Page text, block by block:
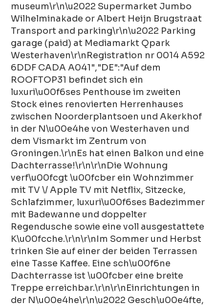
museum\r\n\u2022 Supermarket Jumbo
Wilhelminakade or Albert Heijn Brugstraat
Transport and parking\r\n\u2022 Parking
garage (paid) at Mediamarkt Qpark
Westerhaven\r\nRegistration nr 0014 A592
6DDF CADA A041","DE":"Auf dem
ROOFTOP31 befindet sich ein
luxuri\u00f6ses Penthouse im zweiten
Stock eines renovierten Herrenhauses
zwischen Noorderplantsoen und Akerkhof
in der N\u00e4he von Westerhaven und
dem Vismarkt im Zentrum von
Groningen.\r\nEs hat einen Balkon und eine
Dachterrasse!\r\n\r\nDie Wohnung
verf\u00fcgt \u00fcber ein Wohnzimmer
mit TV \/ Apple TV mit Netflix, Sitzecke,
Schlafzimmer, luxuri\u00f6ses Badezimmer
mit Badewanne und doppelter
Regendusche sowie eine voll ausgestattete
K\u00fcche.\r\n\r\nIm Sommer und Herbst
trinken Sie auf einer der beiden Terrassen
eine Tasse Kaffee. Eine sch\u00f6ne
Dachterrasse ist \u00fcber eine breite
Treppe erreichbar.\r\n\r\nEinrichtungen in
der N\u00e4he\r\n\u2022 Gesch\u00e4fte,